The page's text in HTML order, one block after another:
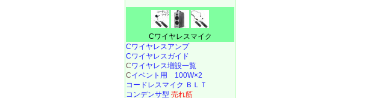
Cワイヤレスマイク
Cワイヤレスアンプ
Cワイヤレスガイド
Cワイヤレス増設一覧
Cイベント用 100W×2
コードレスマイク ＢＬＴ
コンデンサ型 売れ筋